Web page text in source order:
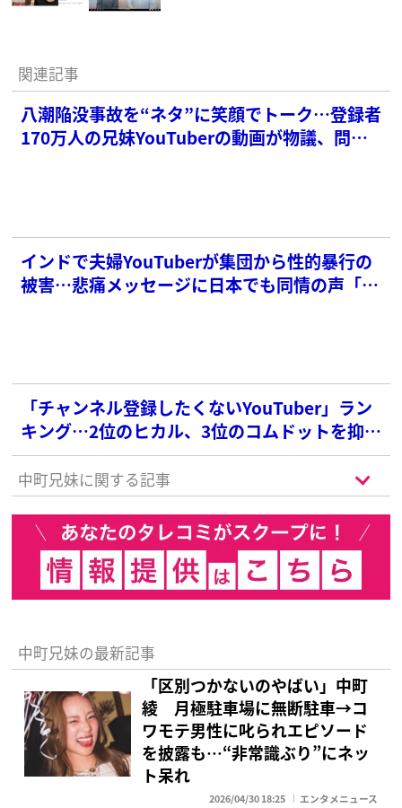
関連記事
八潮陥没事故を“ネタ”に笑顔でトーク…登録者
170万人の兄妹YouTuberの動画が物議、問題
インドで夫婦YouTuberが集団から性的暴行の
被害…悲痛メッセージに日本でも同情の声「本
「チャンネル登録したくないYouTuber」ラン
キング…2位のヒカル、3位のコムドットを抑え
た1位は？
中町兄妹に関する記事
中町兄妹の最新記事
「区別つかないのやばい」中町
綾 月極駐車場に無断駐車→コ
ワモテ男性に叱られエピソード
を披露も…“非常識ぶり”にネッ
ト呆れ
2026/04/30 18:25 エンタメニュース